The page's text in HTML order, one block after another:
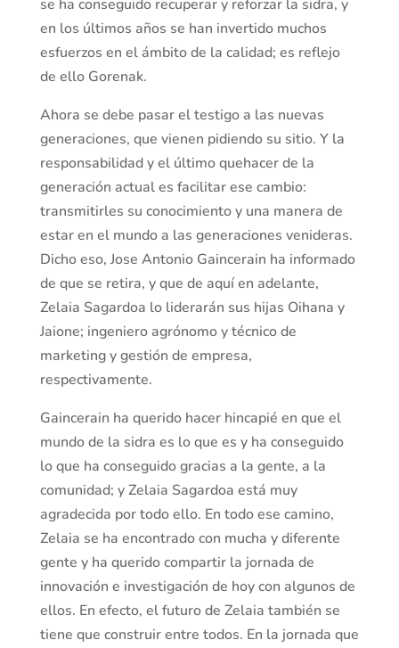
se ha conseguido recuperar y reforzar la sidra, y
en los últimos años se han invertido muchos
esfuerzos en el ámbito de la calidad; es reflejo
de ello Gorenak.
Ahora se debe pasar el testigo a las nuevas
generaciones, que vienen pidiendo su sitio. Y la
responsabilidad y el último quehacer de la
generación actual es facilitar ese cambio:
transmitirles su conocimiento y una manera de
estar en el mundo a las generaciones venideras.
Dicho eso, Jose Antonio Gaincerain ha informado
de que se retira, y que de aquí en adelante,
Zelaia Sagardoa lo liderarán sus hijas Oihana y
Jaione; ingeniero agrónomo y técnico de
marketing y gestión de empresa,
respectivamente.
Gaincerain ha querido hacer hincapié en que el
mundo de la sidra es lo que es y ha conseguido
lo que ha conseguido gracias a la gente, a la
comunidad; y Zelaia Sagardoa está muy
agradecida por todo ello. En todo ese camino,
Zelaia se ha encontrado con mucha y diferente
gente y ha querido compartir la jornada de
innovación e investigación de hoy con algunos de
ellos. En efecto, el futuro de Zelaia también se
tiene que construir entre todos. En la jornada que